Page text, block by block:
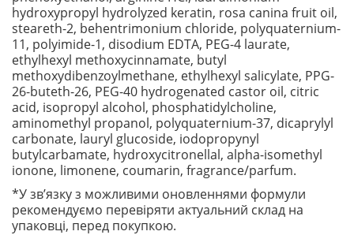
hydroxypropyl hydrolyzed keratin, rosa canina fruit oil,
steareth-2, behentrimonium chloride, polyquaternium-
11, polyimide-1, disodium EDTA, PEG-4 laurate,
ethylhexyl methoxycinnamate, butyl
methoxydibenzoylmethane, ethylhexyl salicylate, PPG-
26-buteth-26, PEG-40 hydrogenated castor oil, citric
acid, isopropyl alcohol, phosphatidylcholine,
aminomethyl propanol, polyquaternium-37, dicaprylyl
carbonate, lauryl glucoside, iodopropynyl
butylcarbamate, hydroxycitronellal, alpha-isomethyl
ionone, limonene, coumarin, fragrance/parfum.
*У зв’язку з можливими оновленнями формули
рекомендуємо перевіряти актуальний склад на
упаковці, перед покупкою.